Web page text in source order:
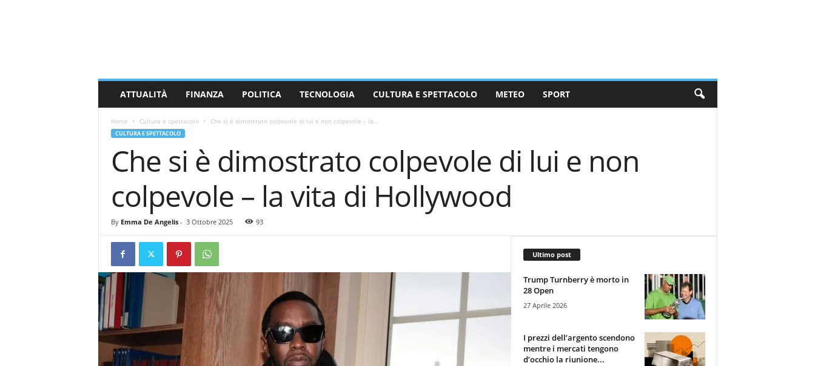
ATTUALITÀ FINANZA POLITICA TECNOLOGIA CULTURA E SPETTACOLO METEO SPORT
Home Cultura e spettacolo Che si è dimostrato colpevole di lui e non colpevole – la...
CULTURA E SPETTACOLO
Che si è dimostrato colpevole di lui e non
colpevole – la vita di Hollywood
By Emma De Angelis- 3 Ottobre 2025 93
Ultimo post
Trump Turnberry è morto in
28 Open
27 Aprile 2026
I prezzi dell’argento scendono
mentre i mercati tengono
d’occhio la riunione...